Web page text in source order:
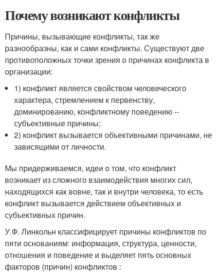
Почему возникают конфликты
Причины, вызывающие конфликты, так же
разнообразны, как и сами конфликты. Существуют две
противоположных точки зрения о причинах конфликта в
организации:
1) конфликт является свойством человеческого
характера, стремлением к первенству,
доминированию, конфликтному поведению --
субъективные причины;
2) конфликт вызывается объективными причинами, не
зависящими от личности.
Мы придерживаемся, идеи о том, что конфликт
возникает из сложного взаимодействия многих сил,
находящихся как вовне, так и внутри человека, то есть
конфликт вызывается действием объективных и
субъективных причин.
У.Ф. Линкольн классифицирует причины конфликтов по
пяти основаниям: информация, структура, ценности,
отношения и поведение и выделяет пять основных
факторов (причин) конфликтов :